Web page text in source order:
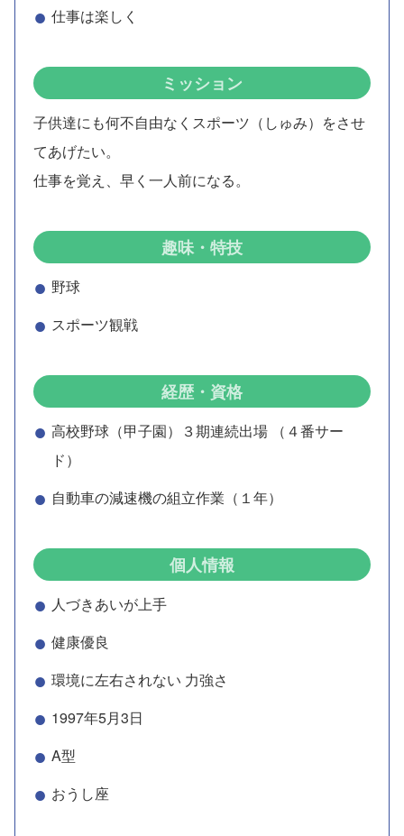
仕事は楽しく
ミッション
子供達にも何不自由なくスポーツ（しゅみ）をさせ
てあげたい。
仕事を覚え、早く一人前になる。
趣味・特技
野球
スポーツ観戦
経歴・資格
高校野球（甲子園）３期連続出場 （４番サー
ド）
自動車の減速機の組立作業（１年）
個人情報
人づきあいが上手
健康優良
環境に左右されない 力強さ
1997年5月3日
A型
おうし座